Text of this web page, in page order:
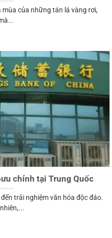
của những tán lá vàng rơi,
chính tại Trung Quốc
trải nghiệm văn hóa độc đáo.